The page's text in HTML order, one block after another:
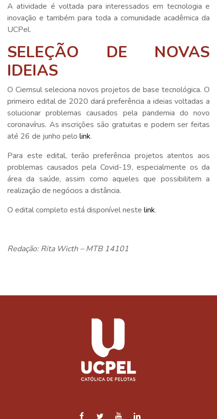
A atividade é voltada para interessados em tecnologia e
inovação e também para toda a comunidade acadêmica da
UCPel.
SELEÇÃO DE NOVAS
IDEIAS
O Ciemsul seleciona novos projetos de base tecnológica. O
primeiro edital de 2020 dará preferência a ideias voltadas a
solucionar problemas causados pela pandemia do novo
coronavírus. As inscrições são gratuitas e podem ser feitas
até 26 de junho pelo link.
Para este edital, terão preferência projetos atentos aos
problemas causados pela Covid-19, especialmente os da
área da saúde, assim como aqueles que possibilitem a
realização de negócios a distância.
O edital completo está disponível neste link.
Redação: Rita Wicth – MTB 14101